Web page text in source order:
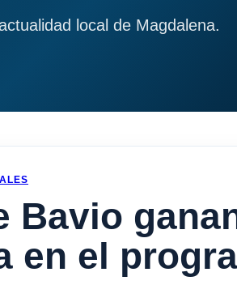
local de Magdalena.
Bavio
en el